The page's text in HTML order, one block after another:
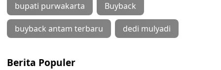
bupati purwakarta Buyback
buyback antam terbaru dedi mulyadi
Berita Populer